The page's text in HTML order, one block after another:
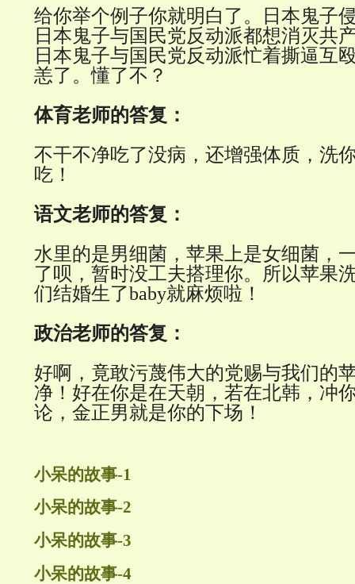
给你举个例子你就明白了。日本鬼子
日本鬼子与国民党反动派都想消灭共
日本鬼子与国民党反动派忙着撕逼互
恙了。懂了不？
体育老师的答复：
不干不净吃了没病，还增强体质，洗
吃！
语文老师的答复：
水里的是男细菌，苹果上是女细菌，
了呗，暂时没工夫搭理你。所以苹果
们结婚生了baby就麻烦啦！
政治老师的答复：
好啊，竟敢污蔑伟大的党赐与我们的
净！好在你是在天朝，若在北韩，冲
论，金正男就是你的下场！
小呆的故事-1
小呆的故事-2
小呆的故事-3
小呆的故事-4